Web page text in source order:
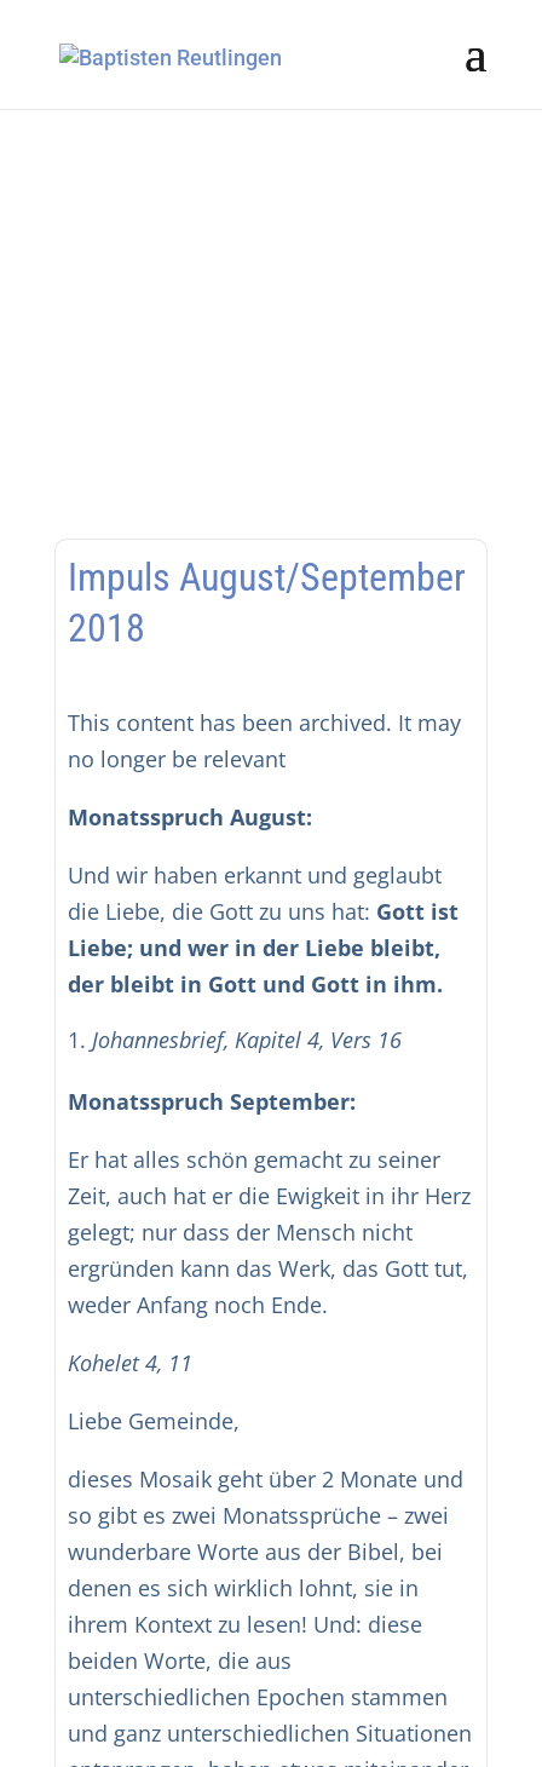
Impuls August/September
2018
This content has been archived. It may
no longer be relevant
Monatsspruch August:
Und wir haben erkannt und geglaubt
die Liebe, die Gott zu uns hat: Gott ist
Liebe; und wer in der Liebe bleibt,
der bleibt in Gott und Gott in ihm.
Johannesbrief, Kapitel 4, Vers 16
Monatsspruch September:
Er hat alles schön gemacht zu seiner
Zeit, auch hat er die Ewigkeit in ihr Herz
gelegt; nur dass der Mensch nicht
ergründen kann das Werk, das Gott tut,
weder Anfang noch Ende.
Kohelet 4, 11
Liebe Gemeinde,
dieses Mosaik geht über 2 Monate und
so gibt es zwei Monatssprüche – zwei
wunderbare Worte aus der Bibel, bei
denen es sich wirklich lohnt, sie in
ihrem Kontext zu lesen! Und: diese
beiden Worte, die aus
unterschiedlichen Epochen stammen
und ganz unterschiedlichen Situationen